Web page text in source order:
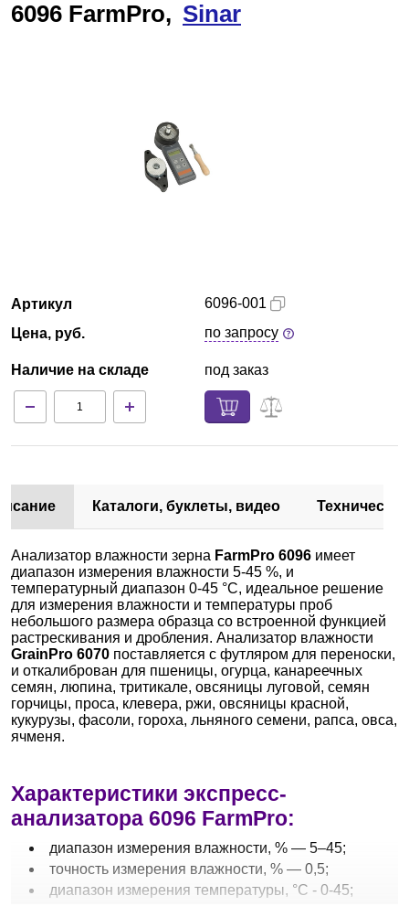
Казань
Технический сервис
Доставка и оплата
Контакты
6096 FarmPro, Sinar
Артикул
Цена, руб.
Наличие на складе
6096-001
по запросу
под заказ
Каталоги, буклеты, видео
Анализатор влажности зерна FarmPro 6096 имеет
диапазон измерения влажности 5-45 %, и
температурный диапазон 0-45 °С, идеальное решение
для измерения влажности и температуры проб
небольшого размера образца со встроенной функцией
растрескивания и дробления. Анализатор влажности
GrainPro 6070 поставляется с футляром для переноски,
и откалиброван для пшеницы, огурца, канареечных
семян, люпина, тритикале, овсяницы луговой, семян
горчицы, проса, клевера, ржи, овсяницы красной,
кукурузы, фасоли, гороха, льняного семени, рапса, овса,
ячменя.
Характеристики экспресс-
анализатора 6096 FarmPro:
диапазон измерения влажности, % — 5–45;
точность измерения влажности, % — 0,5;
диапазон измерения температуры, °С - 0-45;